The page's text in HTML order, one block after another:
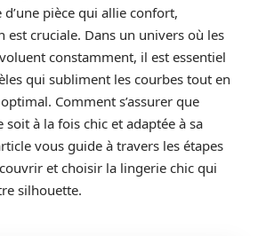
pièce qui allie confort,
est cruciale. Dans un univers où les
constamment, il est essentiel
qui subliment les courbes tout en
Comment s’assurer que
soit à la fois chic et adaptée à sa
vous guide à travers les étapes
et choisir la lingerie chic qui
silhouette.